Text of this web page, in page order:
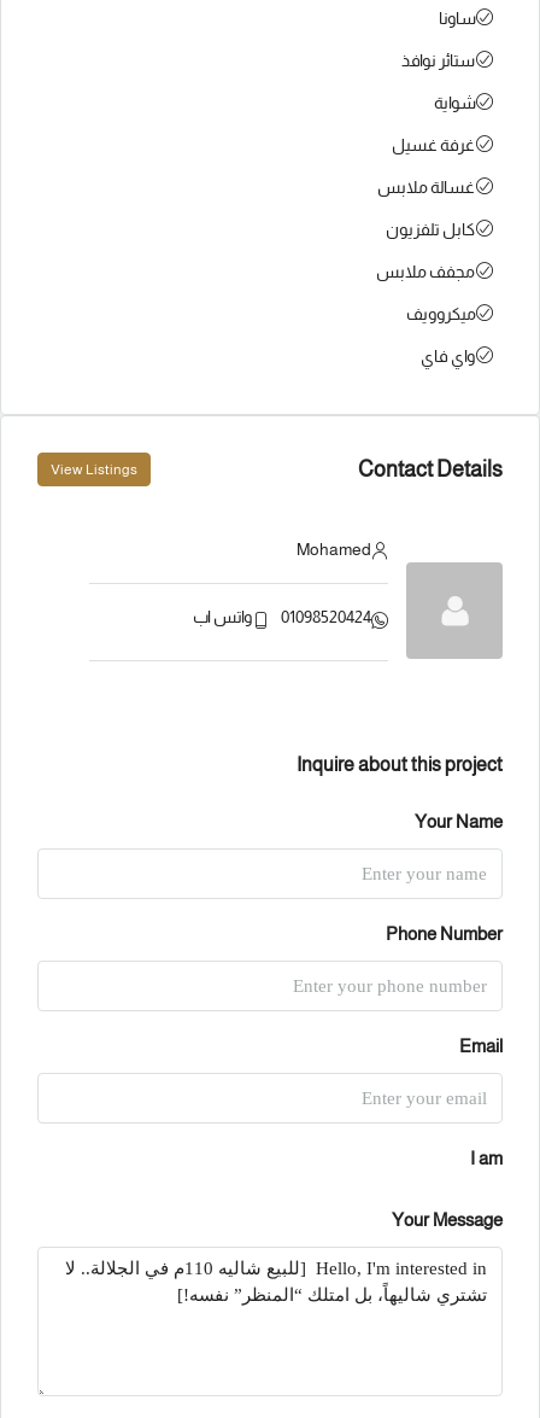
ساونا
ستائر نوافذ
شواية
غرفة غسيل
غسالة ملابس
كابل تلفزيون
مجفف ملابس
ميكروويف
واي فاي
Contact Details
View Listings
Mohamed
01098520424 واتس اب
Inquire about this project
Your Name
Phone Number
Email
I am
Your Message